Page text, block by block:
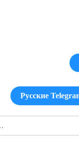
Русские